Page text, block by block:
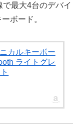
最大4台のデバイ
ボード。
カルキーボー
ライトグレ